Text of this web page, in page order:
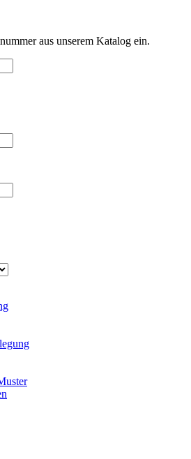
aus unserem Katalog ein.